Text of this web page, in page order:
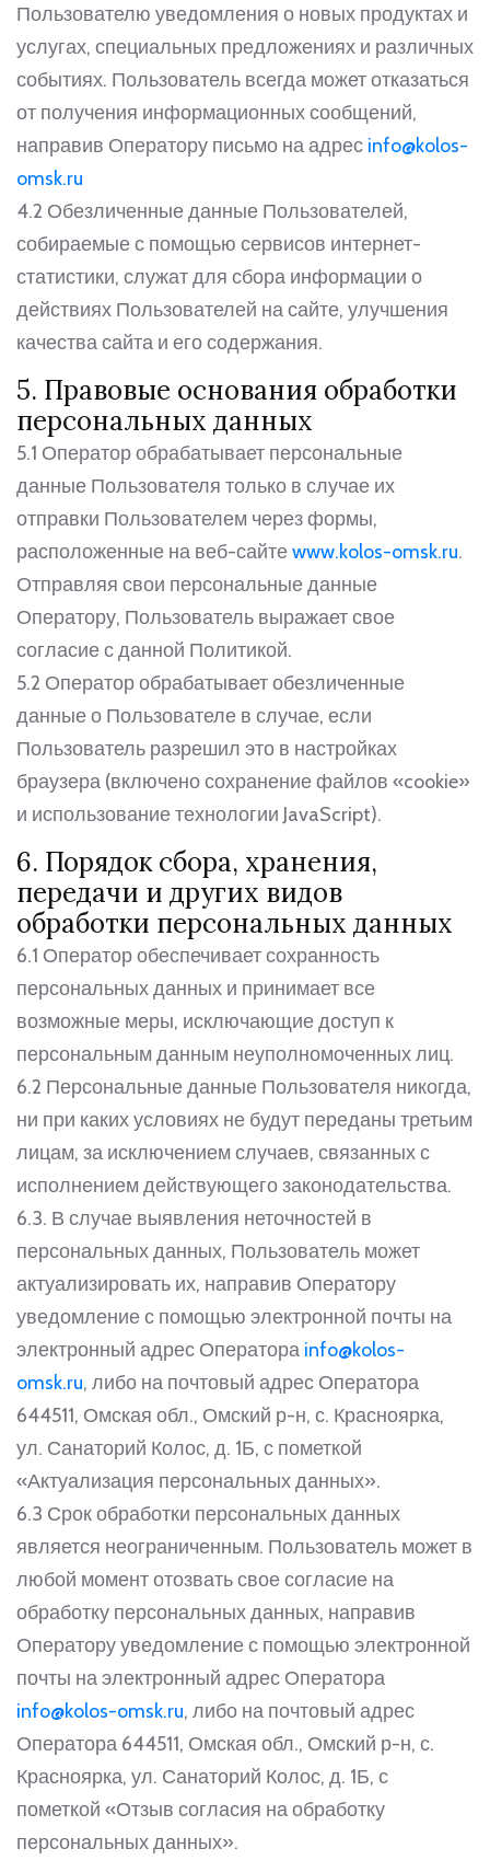
Пользователю уведомления о новых продуктах и
услугах, специальных предложениях и различных
событиях. Пользователь всегда может отказаться
от получения информационных сообщений,
направив Оператору письмо на адрес info@kolos-
omsk.ru
4.2 Обезличенные данные Пользователей,
собираемые с помощью сервисов интернет-
статистики, служат для сбора информации о
действиях Пользователей на сайте, улучшения
качества сайта и его содержания.
5. Правовые основания обработки
персональных данных
5.1 Оператор обрабатывает персональные
данные Пользователя только в случае их
отправки Пользователем через формы,
расположенные на веб-сайтеwww.kolos-omsk.ru.
Отправляя свои персональные данные
Оператору, Пользователь выражает свое
согласие с данной Политикой.
5.2 Оператор обрабатывает обезличенные
данные о Пользователе в случае, если
Пользователь разрешил это в настройках
браузера (включено сохранение файлов «cookie»
и использование технологии JavaScript).
6. Порядок сбора, хранения,
передачи и других видов
обработки персональных данных
6.1 Оператор обеспечивает сохранность
персональных данных и принимает все
возможные меры, исключающие доступ к
персональным данным неуполномоченных лиц.
6.2 Персональные данные Пользователя никогда,
ни при каких условиях не будут переданы третьим
лицам, за исключением случаев, связанных с
исполнением действующего законодательства.
6.3. В случае выявления неточностей в
персональных данных, Пользователь может
актуализировать их, направив Оператору
уведомление с помощью электронной почты на
электронный адрес Оператора info@kolos-
omsk.ru, либо на почтовый адрес Оператора
644511, Омская обл., Омский р-н, с. Красноярка,
ул. Санаторий Колос, д. 1Б, с пометкой
«Актуализация персональных данных».
6.3 Срок обработки персональных данных
является неограниченным. Пользователь может в
любой момент отозвать свое согласие на
обработку персональных данных, направив
Оператору уведомление с помощью электронной
почты на электронный адрес Оператора
info@kolos-omsk.ru, либо на почтовый адрес
Оператора 644511, Омская обл., Омский р-н, с.
Красноярка, ул. Санаторий Колос, д. 1Б, с
пометкой «Отзыв согласия на обработку
персональных данных».